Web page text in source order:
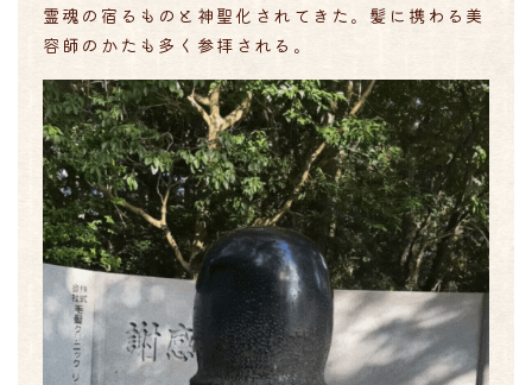
霊魂の宿るものと神聖化されてきた。髪に携わる美
容師のかたも多く参拝される。